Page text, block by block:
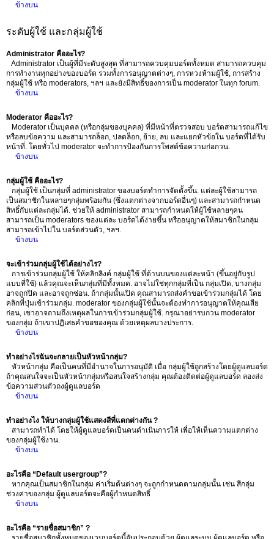
ข้างบน
ระดับผู้ใช้ และกลุ่มผู้ใช้
Administrator คืออะไร?
Administrator เป็นผู้ที่มีระดับสูงสุด ที่สามารถควบคุมบอร์ดทั้งหมด สามารถควบคุม
การทำงานทุกอย่างของบอร์ด รวมทั้งการอนุญาตต่างๆ, การหวงห้ามผู้ใช้, การสร้าง
กลุ่มผู้ใช้ หรือ moderators, ฯลฯ และยังมีสิทธิ์ของการเป็น moderator ในทุก forum.
ข้างบน
Moderator คืออะไร?
Moderator เป็นบุคคล (หรือกลุ่มของบุคคล) ที่มีหน้าที่ตรวจสอบ บอร์ดสามารถแก้ไข
หรือลบข้อความ และสามารถล็อก, ปลดล็อก, ย้าย, ลบ และแยกหัวข้อใน บอร์ดที่ได้รับ
หน้าที่. โดยทั่วไป moderator จะทำการป้องกันการโพสต์ข้อความก่อกวน.
ข้างบน
กลุ่มผู้ใช้ คืออะไร?
กลุ่มผู้ใช้ เป็นกลุ่มที่ administrator ของบอร์ดทำการจัดตั้งขึ้น. แต่ละผู้ใช้สามารถ
เป็นสมาชิกในหลายๆกลุ่มพร้อมกัน (ซึ่งแตกต่างจากบอร์ดอื่นๆ) และสามารถกำหนด
สิทธิ์กับแต่ละกลุ่มได้. ช่วยให้ administrator สามารถกำหนดให้ผู้ใช้หลายๆคน
สามารถเป็น moderators ของแต่ละ บอร์ดได้ง่ายขึ้น หรืออนุญาตให้สมาชิกในกลุ่ม
สามารถเข้าไปใน บอร์ดส่วนตัว, ฯลฯ.
ข้างบน
จะเข้าร่วมกลุ่มผู้ใช้ได้อย่างไร?
การเข้าร่วมกลุ่มผู้ใช้ ให้คลิกลิงค์ กลุ่มผู้ใช้ ที่ด้านบนของแต่ละหน้า (ขึ้นอยู่กับรูป
แบบที่ใช้) แล้วคุณจะเห็นกลุ่มที่มีทั้งหมด. อาจไม่ใช่ทุกกลุ่มที่เป็น กลุ่มเปิด, บางกลุ่ม
อาจถูกปิด และอาจถูกซ่อน. ถ้ากลุ่มนั้นเปิด คุณสามารถส่งคำขอเข้าร่วมกลุ่มได้ โดย
คลิกที่ปุ่มเข้าร่วมกลุ่ม. moderator ของกลุ่มผู้ใช้นั้นจะต้องทำการอนุญาตให้คุณเสีย
ก่อน, เขาอาจถามถึงเหตุผลในการเข้าร่วมกลุ่มผู้ใช้. กรุณาอย่ารบกวน moderator
ของกลุ่ม ถ้าเขาปฏิเสธคำขอของคุณ ด้วยเหตุผลบางประการ.
ข้างบน
ทำอย่างไรฉันจะกลายเป็นหัวหน้ากลุ่ม?
หัวหน้ากลุ่ม คือเป็นคนที่มีอำนาจในการอนุมัติ เมื่อ กลุ่มผู้ใช้ถูกสร้างโดยผู้ดูแลบอร์ด
ถ้าคุณสนใจจะเป็นหัวหน้ากลุ่มหรือสนใจสร้างกลุ่ม คุณต้องติดต่อผู้ดูแลบอร์ด ลองส่ง
ข้อความส่วนตัวถงผู้ดูแลบอร์ด
ข้างบน
ทำอย่างไง ให้บางกลุ่มผู้ใช้แสดงสีที่แตกต่างกัน ?
สามารถทำได้ โดยให้ผู้ดูแลบอร์ดเป็นคนดำเนินการให้ เพื่อให้เห็นความแตกต่าง
ของกลุ่มผู้ใช้งาน.
ข้างบน
อะไรคือ “Default usergroup”?
หากคุณเป็นสมาชิกในกลุ่ม ค่าเริ่มต้นต่างๆ จะถูกกำหนดตามกลุ่มนั้น เช่น สีกลุ่ม
ช่วงค่าของกลุ่ม ผู้ดูแลบอร์ดจะคือผู้กำหนดสิทธิ์
ข้างบน
อะไรคือ “รายชื่อสมาชิก” ?